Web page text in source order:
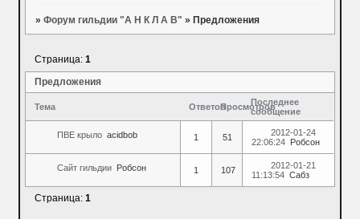
»Форум гильдии "А Н К Л А В" » Предложения
Предложения
Страница:1
Тема ОтветовПросмотровПоследнее
сообщение
ПВЕ крыло acidbob 1 51
2012-01-24
22:06:24 Робсон
Сайт гильдии Робсон 1 107
2012-01-21
11:13:54 Сабз
Страница:1